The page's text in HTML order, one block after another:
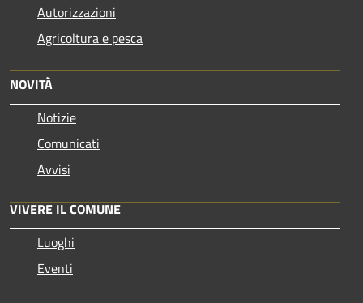
Autorizzazioni
Agricoltura e pesca
NOVITÀ
Notizie
Comunicati
Avvisi
VIVERE IL COMUNE
Luoghi
Eventi